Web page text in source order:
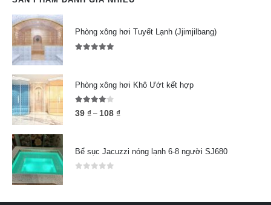
Phòng xông hơi Tuyết Lạnh (Jjimjilbang)
Phòng xông hơi Khô Ướt kết hợp
4.00 out of 5
39 ₫ – 108 ₫
Bể sục Jacuzzi nóng lạnh 6-8 người SJ680